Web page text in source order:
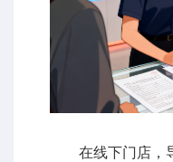
在线下门店，导